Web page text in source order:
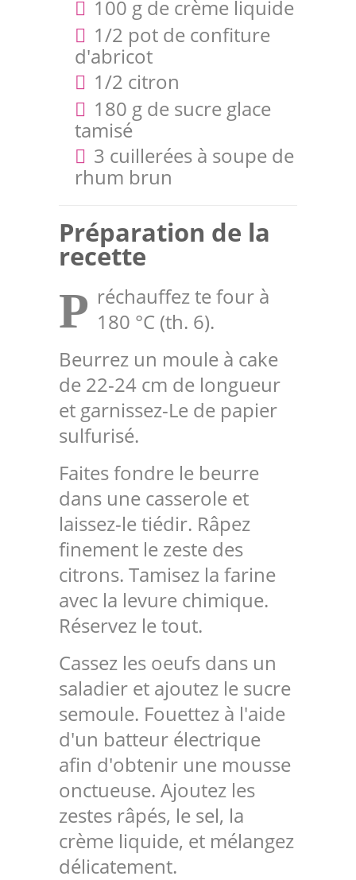
100 g de crème liquide
1/2 pot de confiture
d'abricot
1/2 citron
180 g de sucre glace
tamisé
3 cuillerées à soupe de
rhum brun
Préparation de la
recette
P réchauffez te four à
180 °C (th. 6).
Beurrez un moule à cake
de 22-24 cm de longueur
et garnissez-Le de papier
sulfurisé.
Faites fondre le beurre
dans une casserole et
laissez-le tiédir. Râpez
finement le zeste des
citrons. Tamisez la farine
avec la levure chimique.
Réservez le tout.
Cassez les oeufs dans un
saladier et ajoutez le sucre
semoule. Fouettez à l'aide
d'un batteur électrique
afin d'obtenir une mousse
onctueuse. Ajoutez les
zestes râpés, le sel, la
crème liquide, et mélangez
délicatement.